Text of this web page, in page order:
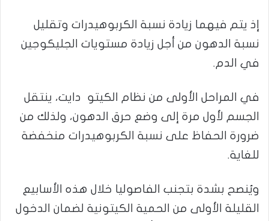
إذ يتم فيهما زيادة نسبة الكربوهيدرات وتقليل
نسبة الدهون من أجل زيادة مستويات الجليكوجين
في الدم.
في المراحل الأولى من نظام الكيتو دايت، ينتقل
الجسم لأول مرة إلى وضع حرق الدهون، ولذلك من
ضرورة الحفاظ على نسبة الكربوهيدرات منخفضة
للغاية.
ويُنصح بشدة بتجنب الفاصوليا خلال هذه الأسابيع
القليلة الأولى من الحمية الكيتونية لضمان الدخول